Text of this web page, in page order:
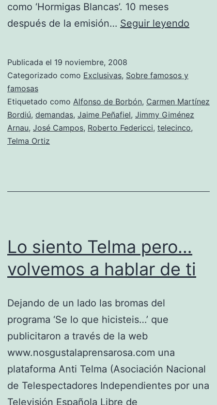
como ‘Hormigas Blancas’. 10 meses
después de la emisión… Seguir leyendo
Publicada el 19 noviembre, 2008
Categorizado como Exclusivas, Sobre famosos y
famosas
Etiquetado como Alfonso de Borbón, Carmen Martínez
Bordiú, demandas, Jaime Peñafiel, Jimmy Giménez
Arnau, José Campos, Roberto Federicci, telecinco,
Telma Ortiz
Lo siento Telma pero…
volvemos a hablar de ti
Dejando de un lado las bromas del
programa ‘Se lo que hicisteis…’ que
publicitaron a través de la web
www.nosgustalaprensarosa.com una
plataforma Anti Telma (Asociación Nacional
de Telespectadores Independientes por una
Televisión Española Libre de